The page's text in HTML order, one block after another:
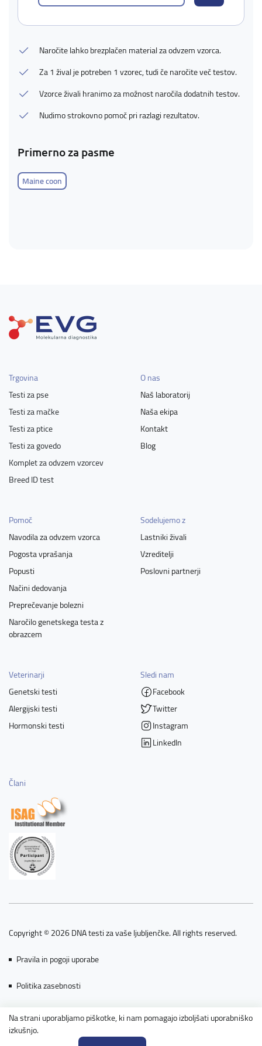
Na strani uporabljamo piškotke, ki nam pomagajo izboljšati uporabniško
izkušnjo.
Naročite lahko brezplačen material za odvzem vzorca.
Za 1 žival je potreben 1 vzorec, tudi če naročite več testov.
Vzorce živali hranimo za možnost naročila dodatnih testov.
Nudimo strokovno pomoč pri razlagi rezultatov.
Primerno za pasme
Maine coon
Trgovina
Testi za pse
Testi za mačke
Testi za ptice
Testi za govedo
Komplet za odvzem vzorcev
Breed ID test
O nas
Naš laboratorij
Naša ekipa
Kontakt
Blog
Pomoč
Navodila za odvzem vzorca
Pogosta vprašanja
Popusti
Načini dedovanja
Preprečevanje bolezni
Naročilo genetskega testa z
obrazcem
Sodelujemo z
Lastniki živali
Vzreditelji
Poslovni partnerji
Veterinarji
Genetski testi
Alergijski testi
Hormonski testi
Sledi nam
Facebook
Twitter
Instagram
LinkedIn
Člani
Copyright © 2026 DNA testi za vaše ljubljenčke. All rights reserved.
Pravila in pogoji uporabe
Politika zasebnosti
Piškotki
Powered by nopCommerce